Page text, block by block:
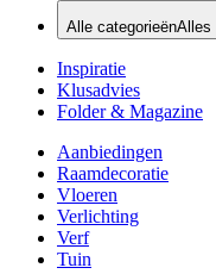
Alle categorieënAlles
Inspiratie
Klusadvies
Folder & Magazine
Aanbiedingen
Raamdecoratie
Vloeren
Verlichting
Verf
Tuin